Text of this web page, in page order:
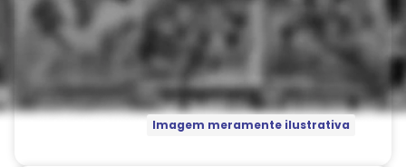
Imagem meramente ilustrativa